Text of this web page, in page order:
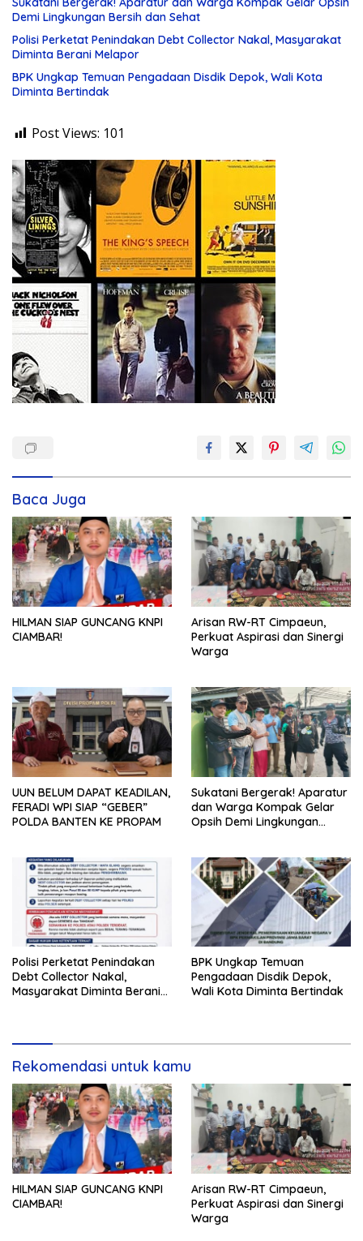
Demi Lingkungan Bersih dan Sehat
Polisi Perketat Penindakan Debt Collector Nakal, Masyarakat
Diminta Berani Melapor
BPK Ungkap Temuan Pengadaan Disdik Depok, Wali Kota
Diminta Bertindak
Post Views: 101
Baca Juga
HILMAN SIAP GUNCANG KNPI
CIAMBAR!
Arisan RW-RT Cimpaeun,
Perkuat Aspirasi dan Sinergi
Warga
UUN BELUM DAPAT KEADILAN,
FERADI WPI SIAP “GEBER”
POLDA BANTEN KE PROPAM
Sukatani Bergerak! Aparatur
dan Warga Kompak Gelar
Opsih Demi Lingkungan
Polisi Perketat Penindakan
Debt Collector Nakal,
Masyarakat Diminta Berani
BPK Ungkap Temuan
Pengadaan Disdik Depok,
Wali Kota Diminta Bertindak
Rekomendasi untuk kamu
HILMAN SIAP GUNCANG KNPI
CIAMBAR!
Arisan RW-RT Cimpaeun,
Perkuat Aspirasi dan Sinergi
Warga